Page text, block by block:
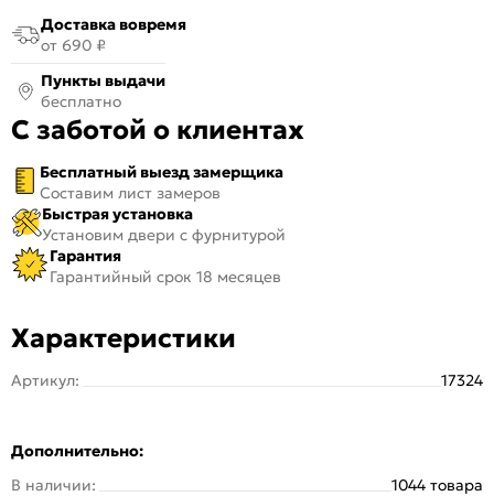
Доставка вовремя
от 690 ₽
Пункты выдачи
бесплатно
С заботой о клиентах
Бесплатный выезд замерщика
Составим лист замеров
Быстрая установка
Установим двери с фурнитурой
Гарантия
Гарантийный срок 18 месяцев
Характеристики
Артикул: 17324
Дополнительно:
В наличии:
1044 товара